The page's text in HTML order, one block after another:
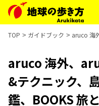
TOP ガイドブック aruco 海
aruco 海外、
&テクニック、
鑑、BOOKS 旅